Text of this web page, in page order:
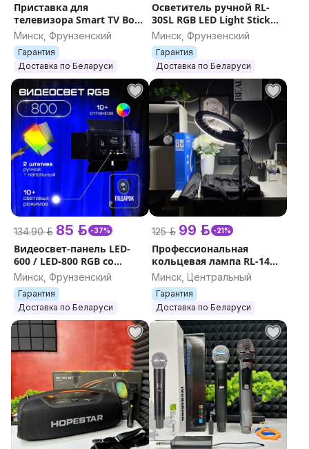
Приставка для
телевизора Smart TV Box
X96Q 1+8Gb с пультом,
Android, 4K, WiFi, Youtube,
ТВ, HDMI
Минск, Фрунзенский
Гарантия
Доставка по Беларуси
Осветитель ручной RL-
30SL RGB LED Light Stick
10W 2000mAh видео фото
свет магнитный
Минск, Фрунзенский
Гарантия
Доставка по Беларуси
134.90 р. 85 р. -37%
Видеосвет-панель LED-
600 / LED-800 RGB со
шторками и штативом,
лампа для фото-видео
съемки 36W / 60W
Минск, Фрунзенский
Гарантия
Доставка по Беларуси
125 р. 99 р. -21%
Профессиональная
кольцевая лампа RL-14
(36см) с сумкой и
пультом, свет для съемок
очень яркая 18-21
Минск, Центральный
Гарантия
Доставка по Беларуси